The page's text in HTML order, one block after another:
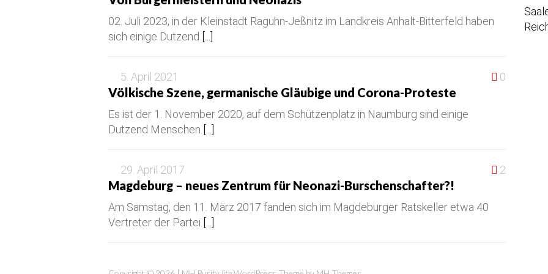
02. Juli 2023, in der Kleinstadt Raguhn-Jeßnitz im Landkreis Anhalt-Bitterfeld haben
sich einige Dutzend
5. April 2021 0
Völkische Szene, germanische Gläubige und Corona-Proteste
Es ist der 1. November 2020, auf dem Schützenplatz in Naumburg sind einige
Dutzend Menschen
29. April 2017 2
Magdeburg – neues Zentrum für Neonazi-Burschenschafter?!
Am Samstag, den 11. März 2017 fanden sich im Magdeburger Ratskeller etwa 40
Vertreter der Partei